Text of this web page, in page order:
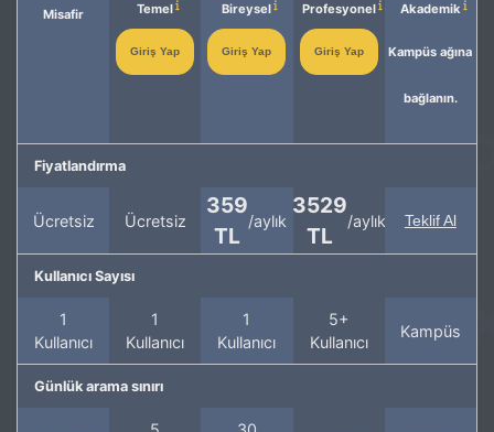
Misafir Temel
Giriş Yap
Bireysel
Giriş Yap
Profesyonel
Giriş Yap
Akademik
Kampüs ağına
bağlanın.
Fiyatlandırma
Ücretsiz Ücretsiz
359
TL
/aylık
3529
TL
/aylık Teklif Al
Kullanıcı Sayısı
1
Kullanıcı
1
Kullanıcı
1
Kullanıcı
5+
Kullanıcı
Kampüs
Günlük arama sınırı